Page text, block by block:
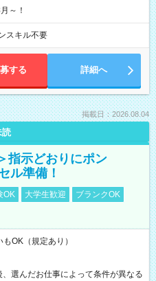
～！
スキル不要
する 詳細へ
掲載日：2026.08.04
読
指示どおりにポン
ル準備！
OK 大学生歓迎
ブランクOK
OK（規定あり）
選んだお仕事によって条件が異なる